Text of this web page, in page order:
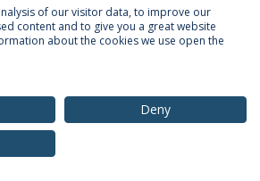
Termos & Condições
do Titular dos Dados
Católica Portuguesa
of our visitor data, to improve our
content and to give you a great website
about the cookies we use open the
Deny